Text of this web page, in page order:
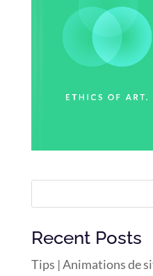
Recent Posts
Tips | Animations de